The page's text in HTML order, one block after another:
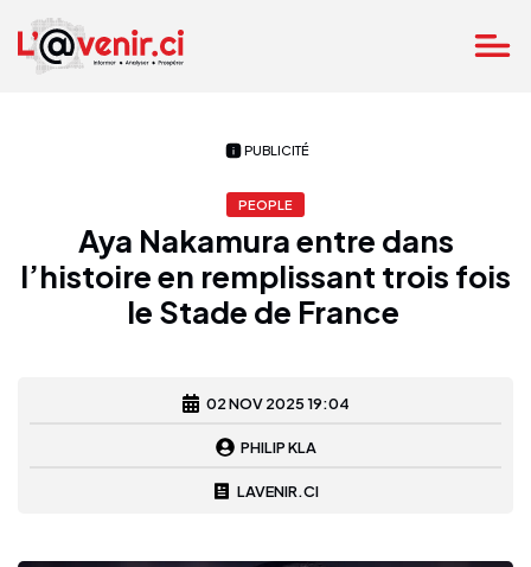
PUBLICITÉ
PEOPLE
Aya Nakamura entre dans
l’histoire en remplissant trois fois
le Stade de France
02 NOV 2025 19:04
PHILIP KLA
LAVENIR.CI